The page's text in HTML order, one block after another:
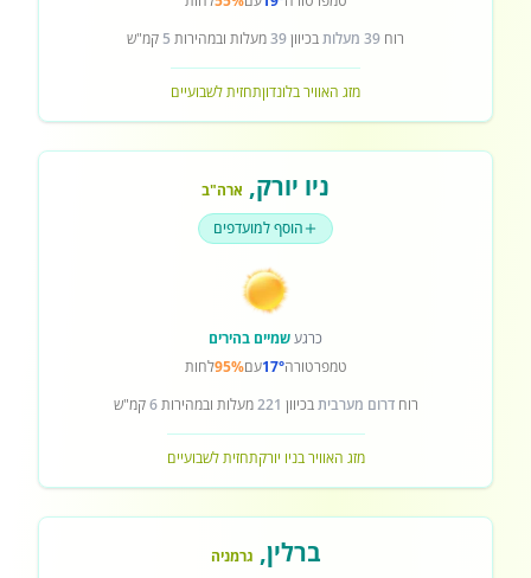
רוח 39 מעלות בכיוון39מעלות ובמהירות 5 קמ"ש
מזג האוויר בלונדוןתחזית לשבועיים
ניו יורק, ארה"ב
הוסף למועדפים
כרגעשמיים בהירים
טמפרטורה17°עם95%לחות
רוחדרום מערביתבכיוון 221מעלות ובמהירות6קמ"ש
מזג האוויר בניו יורקתחזית לשבועיים
ברלין, גרמניה